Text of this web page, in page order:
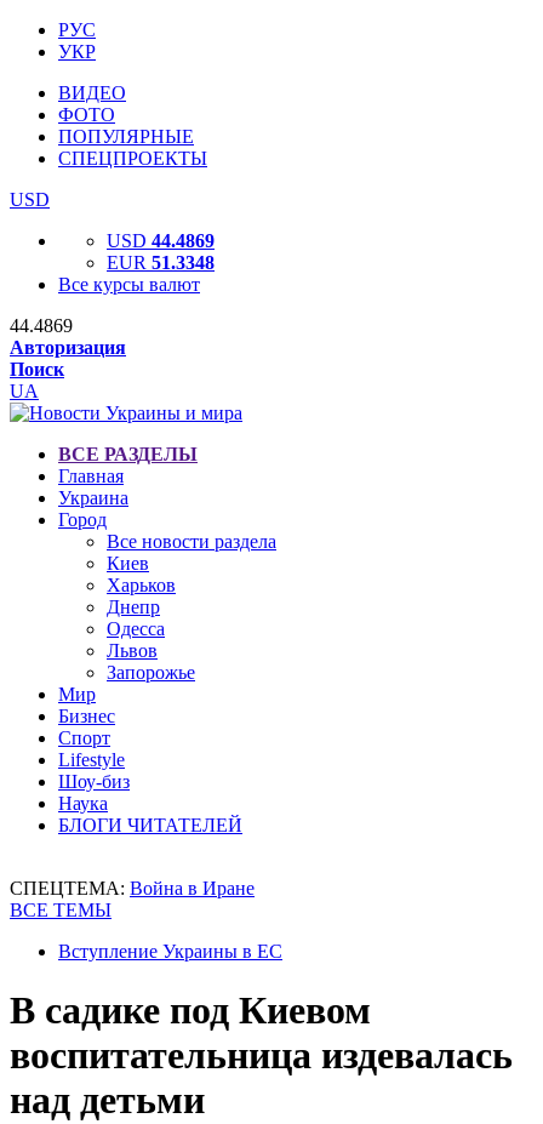
РУС
УКР
ВИДЕО
ФОТО
ПОПУЛЯРНЫЕ
СПЕЦПРОЕКТЫ
USD
USD 44.4869
EUR 51.3348
Все курсы валют
44.4869
Авторизация
Поиск
UA
ВСЕ РАЗДЕЛЫ
Главная
Украина
Город
Все новости раздела
Киев
Харьков
Днепр
Одесса
Львов
Запорожье
Мир
Бизнес
Спорт
Lifestyle
Шоу-биз
Наука
БЛОГИ ЧИТАТЕЛЕЙ
СПЕЦТЕМА: Война в Иране
ВСЕ ТЕМЫ
Вступление Украины в ЕС
В садике под Киевом
воспитательница издевалась
над детьми